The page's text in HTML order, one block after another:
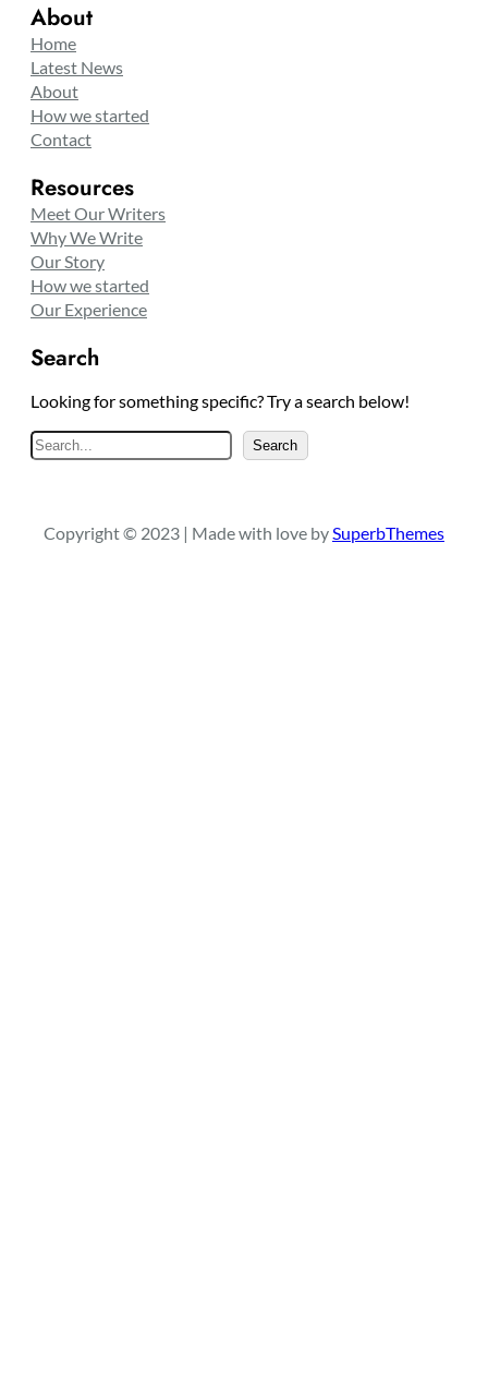
About
Home
Latest News
About
How we started
Contact
Resources
Meet Our Writers
Why We Write
Our Story
How we started
Our Experience
Search
Looking for something specific? Try a search below!
e
c
Search
Copyright © 2023 | Made with love bySuperbThemes